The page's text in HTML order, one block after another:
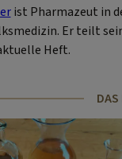
ist Pharmazeut in
Er teilt
Heft.